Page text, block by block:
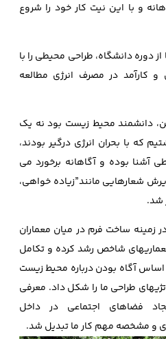
و با این نیت کار خود را شروع
دوره دانشگاه، طراحی محیطی را با
و کارآمد در مصرف انرژی مطالعه
دانشمند محیط زیست بود نه یک
که با بحران انرژی درگیر بودند،
آشنا بوده و آگاهانه برخورد می
بود که پذیرش شعارهایی مانند”زیاده خواهی،
شد.
ساخت فرم در میان معماران
شاخص رشد کرده و تکامل
اساس آگاه بودن درباره محیط زیست
طراحی ما را شکل داد. معرفی
فضاهای اجتماعی در داخل
و مشخصه مهم کار ما تبدیل شد.